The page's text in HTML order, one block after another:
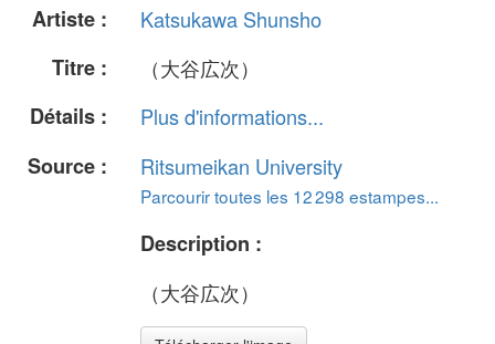
Artiste :
Katsukawa Shunsho
Titre :
（大谷広次）
Détails :
Plus d'informations...
Source :
Ritsumeikan University
Parcourir toutes les 12 298 estampes...
Description :
（大谷広次）